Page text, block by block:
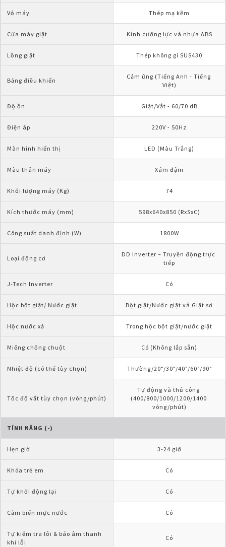
Vỏ máy Thép mạ kẽm
Cửa máy giặt Kính cường lực và nhựa ABS
Lồng giặt Thép không gỉ SUS430
Bảng điều khiển
Cảm ứng (Tiếng Anh - Tiếng
Việt)
Độ ồn Giặt/Vắt - 60/70 dB
Điện áp 220V - 50Hz
Màn hình hiển thị LED (Màu Trắng)
Màu thân máy Xám đậm
Khối lượng máy (Kg) 74
Kích thước máy (mm) 598x640x850 (RxSxC)
Công suất danh định (W) 1800W
Loại động cơ
DD Inverter – Truyền động trực
tiếp
J-Tech Inverter Có
Hộc bột giặt/ Nước giặt Bột giặt/Nước giặt và Giặt sơ
Hộc nước xả Trong hộc bột giặt/nước giặt
Miếng chống chuột Có (Không lắp sẵn)
Nhiệt độ (có thể tùy chọn) Thường/20°/30°/40°/60°/90°
Tốc độ vắt tùy chọn (vòng/phút)
Tự động và thủ công
(400/800/1000/1200/1400
vòng/phút)
TÍNH NĂNG (-)
Hẹn giờ 3-24 giờ
Khóa trẻ em Có
Tự khởi động lại Có
Cảm biến mực nước Có
Tự kiểm tra lỗi & báo âm thanh
khi lỗi
Có